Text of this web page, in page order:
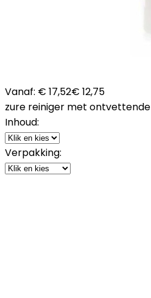
Vanaf: € 17,52€ 12,75
zure reiniger met
Inhoud:
Verpakking: